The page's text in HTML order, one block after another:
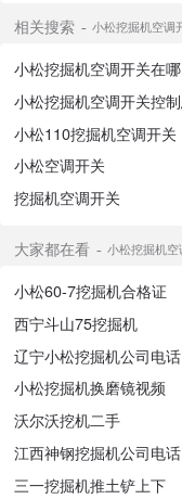
相关搜索 小松挖掘机空调
小松挖掘机空调开关在哪
小松挖掘机空调开关控
小松110挖掘机空调开关
小松空调开关
挖掘机空调开关
大家都在看 小松挖掘机空
小松60-7挖掘机合格证
西宁斗山75挖掘机
辽宁小松挖掘机公司电话
小松挖掘机换磨镜视频
沃尔沃挖机二手
江西神钢挖掘机公司电话
三一挖掘机推土铲上下